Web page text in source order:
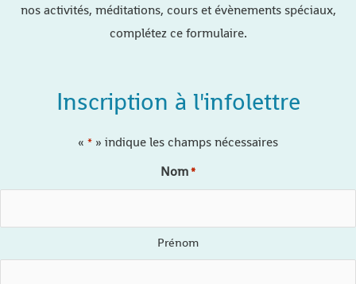
nos activités, méditations, cours et évènements spéciaux,
complétez ce formulaire.
Inscription à l'infolettre
« * » indique les champs nécessaires
Nom*
Prénom